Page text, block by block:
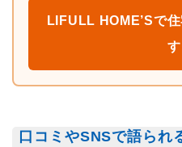
LIFULL HOME’Sで
口コミやSNSで語られ